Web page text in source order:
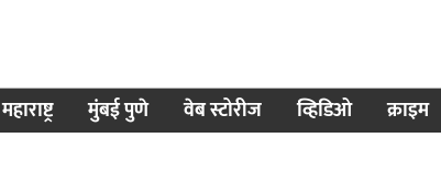
महाराष्ट्र मुंबई पुणे वेब स्टोरीज व्हिडिओ क्राइम